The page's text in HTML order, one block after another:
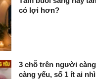
có lợi hơn?
3 chỗ trên người
càng yếu, số 1 ít ai